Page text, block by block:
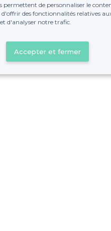
permettent de personnaliser le
d'offrir des fonctionnalités relatives
d'analyser notre trafic.
Accepter et fermer